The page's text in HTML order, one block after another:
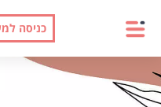
כניסה